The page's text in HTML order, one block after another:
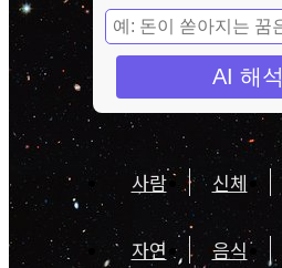
AI 해석
사람 신체
자연 음식